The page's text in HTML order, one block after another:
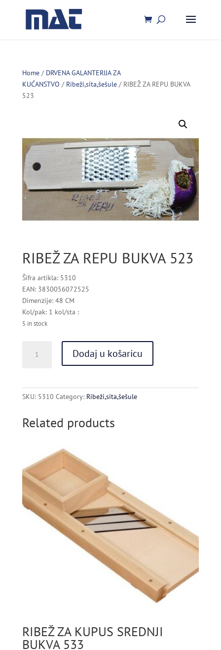
Home/ DRVENA GALANTERIJA ZA
KUĆANSTVO / Ribeži,sita,šešule/ RIBEŽ ZA REPU BUKVA
523
RIBEŽ ZA REPU BUKVA 523
Šifra artikla: 5310
EAN: 3830056072525
Dimenzije: 48 CM
Kol/pak: 1 kol/sta :
5 in stock
Dodaj u košaricu
SKU: 5310 Category: Ribeži,sita,šešule
Related products
RIBEŽ ZA KUPUS SREDNJI
BUKVA 533